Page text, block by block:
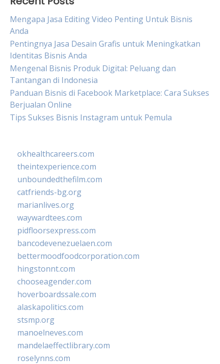
Mengapa Jasa Editing Video Penting Untuk Bisnis
Anda
Pentingnya Jasa Desain Grafis untuk Meningkatkan
Identitas Bisnis Anda
Mengenal Bisnis Produk Digital: Peluang dan
Tantangan di Indonesia
Panduan Bisnis di Facebook Marketplace: Cara Sukses
Berjualan Online
Tips Sukses Bisnis Instagram untuk Pemula
okhealthcareers.com
theintexperience.com
unboundedthefilm.com
catfriends-bg.org
marianlives.org
waywardtees.com
pidfloorsexpress.com
bancodevenezuelaen.com
bettermoodfoodcorporation.com
hingstonnt.com
chooseagender.com
hoverboardssale.com
alaskapolitics.com
stsmp.org
manoelneves.com
mandelaeffectlibrary.com
roselynns.com